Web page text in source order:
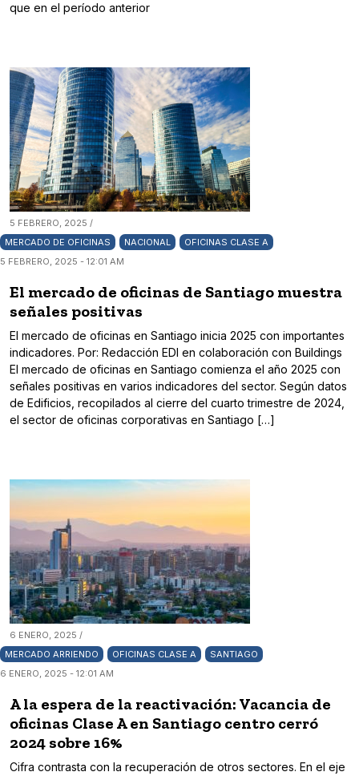
que en el período anterior
5 FEBRERO, 2025 /
MERCADO DE OFICINAS
NACIONAL
OFICINAS CLASE A
5 FEBRERO, 2025 - 12:01 AM
El mercado de oficinas de Santiago muestra
señales positivas
El mercado de oficinas en Santiago inicia 2025 con importantes
indicadores. Por: Redacción EDI en colaboración con Buildings
El mercado de oficinas en Santiago comienza el año 2025 con
señales positivas en varios indicadores del sector. Según datos
de Edificios, recopilados al cierre del cuarto trimestre de 2024,
el sector de oficinas corporativas en Santiago […]
6 ENERO, 2025 /
MERCADO ARRIENDO
OFICINAS CLASE A
SANTIAGO
6 ENERO, 2025 - 12:01 AM
A la espera de la reactivación: Vacancia de
oficinas Clase A en Santiago centro cerró
2024 sobre 16%
Cifra contrasta con la recuperación de otros sectores. En el eje